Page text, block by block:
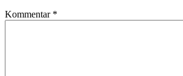
Kommentar *